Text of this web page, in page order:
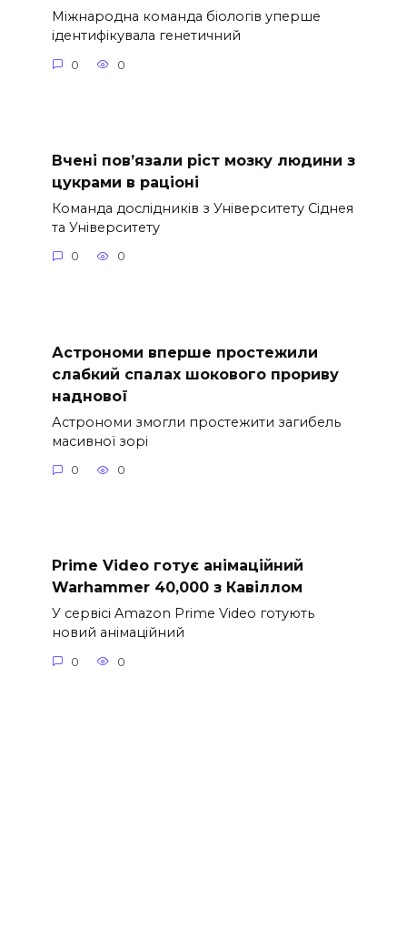
Міжнародна команда біологів уперше
ідентифікувала генетичний
0 0
Вчені пов’язали ріст мозку людини з
цукрами в раціоні
Команда дослідників з Університету Сіднея
та Університету
0 0
Астрономи вперше простежили
слабкий спалах шокового прориву
наднової
Астрономи змогли простежити загибель
масивної зорі
0 0
Prime Video готує анімаційний
Warhammer 40,000 з Кавіллом
У сервісі Amazon Prime Video готують
новий анімаційний
0 0